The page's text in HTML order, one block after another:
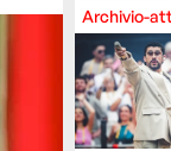
Archivio-